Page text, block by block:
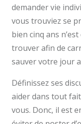
demander vie
vous trouviez se
bien cinq ans
trouver afin de
sauver votre jour
Définissez ses
aider dans tout
vous. Donc, il est